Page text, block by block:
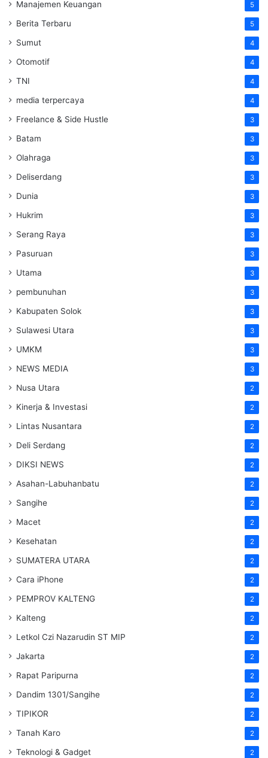
Manajemen Keuangan 5
Berita Terbaru 5
Sumut 4
Otomotif 4
TNI 4
media terpercaya 4
Freelance & Side Hustle 3
Batam 3
Olahraga 3
Deliserdang 3
Dunia 3
Hukrim 3
Serang Raya 3
Pasuruan 3
Utama 3
pembunuhan 3
Kabupaten Solok 3
Sulawesi Utara 3
UMKM 3
NEWS MEDIA 3
Nusa Utara 2
Kinerja & Investasi 2
Lintas Nusantara 2
Deli Serdang 2
DIKSI NEWS 2
Asahan-Labuhanbatu 2
Sangihe 2
Macet 2
Kesehatan 2
SUMATERA UTARA 2
Cara iPhone 2
PEMPROV KALTENG 2
Kalteng 2
Letkol Czi Nazarudin ST MIP 2
Jakarta 2
Rapat Paripurna 2
Dandim 1301/Sangihe 2
TIPIKOR 2
Tanah Karo 2
Teknologi & Gadget 2